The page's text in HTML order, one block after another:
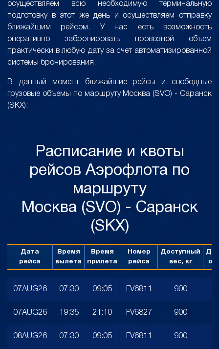
осуществляем всю необходимую терминальную
подготовку в этот же день и осуществляем отправку
ближайшим рейсом. У нас есть возможность
оперативно забронировать провозной объем
практически в любую дату за счет автоматизированной
системы бронирования.
В данный момент ближайшие рейсы и свободные
грузовые объемы по маршруту Москва (SVO) - Саранск
(SKX):
Расписание и квоты
рейсов Аэрофлота по
маршруту
Москва (SVO) - Саранск
(SKX)
Дата
рейса
Время
вылета
Время
прилета
Номер
рейса
Доступный
вес, кг
07AUG26 07:30 09:05 FV6811 900
07AUG26 19:35 21:10 FV6827 900
08AUG26 07:30 09:05 FV6811 900